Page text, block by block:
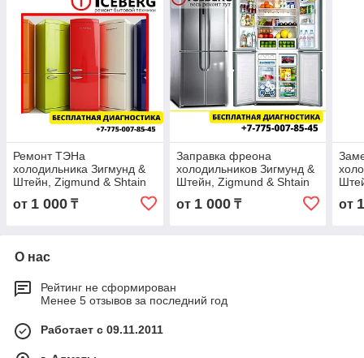
Ремонт ТЭНа
холодильника Зигмунд &
Штейн, Zigmund & Shtain
от 1 000 ₸
Заправка фреона
холодильников Зигмунд &
Штейн, Zigmund & Shtain
от 1 000₸ от
О нас
Рейтинг не сформирован
Менее 5 отзывов за последний год
Работает с 09.11.2011